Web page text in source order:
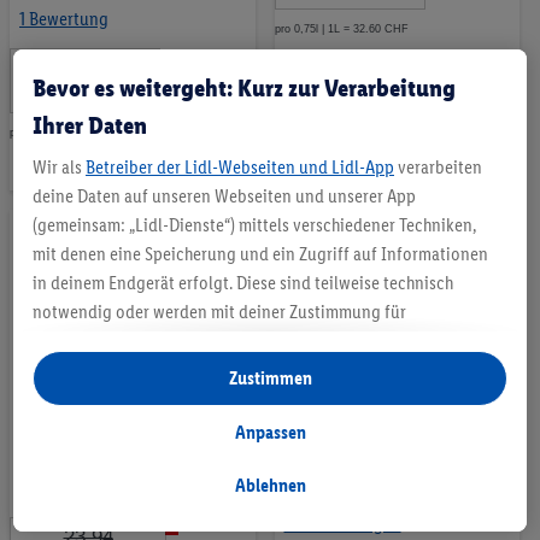
1 Bewertung
28.95 CHF
pro 0,75l | 1L = 38.60 CHF
Auf
die
Merkliste
pro 0,75l | 1L = 32.60 CHF
Auf
die
Primitivo Puglia IGT
Bevor es weitergeht: Kurz zur Verarbeitung
Ihrer Daten
Wir als Betreiber der Lidl-Webseiten und Lidl-App verarbeiten
deine Daten auf unseren Webseiten und unserer App
(gemeinsam: „Lidl-Dienste“) mittels verschiedener Techniken,
mit denen eine Speicherung und ein Zugriff auf Informationen
in deinem Endgerät erfolgt. Diese sind teilweise technisch
notwendig oder werden mit deiner Zustimmung für
personalisierte Werbung innerhalb und außerhalb der Lidl-
Dienste verwendet. Sofern du Teilnehmer des Lidl Plus-
Programms bist, werden für diese Zwecke auch Daten aus
Unter „Anpassen“ kannst du einzelne Verwendungszwecke
Ablehnen
Anpassen
Zustimmen